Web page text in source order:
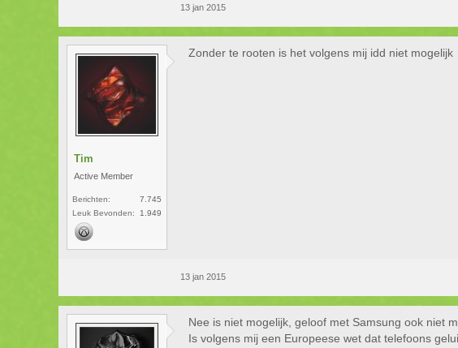
13 jan 2015
Tim
Active Member
Berichten:
7.745
Leuk Bevonden:
1.949
Zonder te rooten is het volgens mij idd niet mogelijk
13 jan 2015
Nee is niet mogelijk, geloof met Samsung ook niet
Is volgens mij een Europeese wet dat telefoons